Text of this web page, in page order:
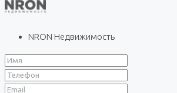
NRON Недвижимость